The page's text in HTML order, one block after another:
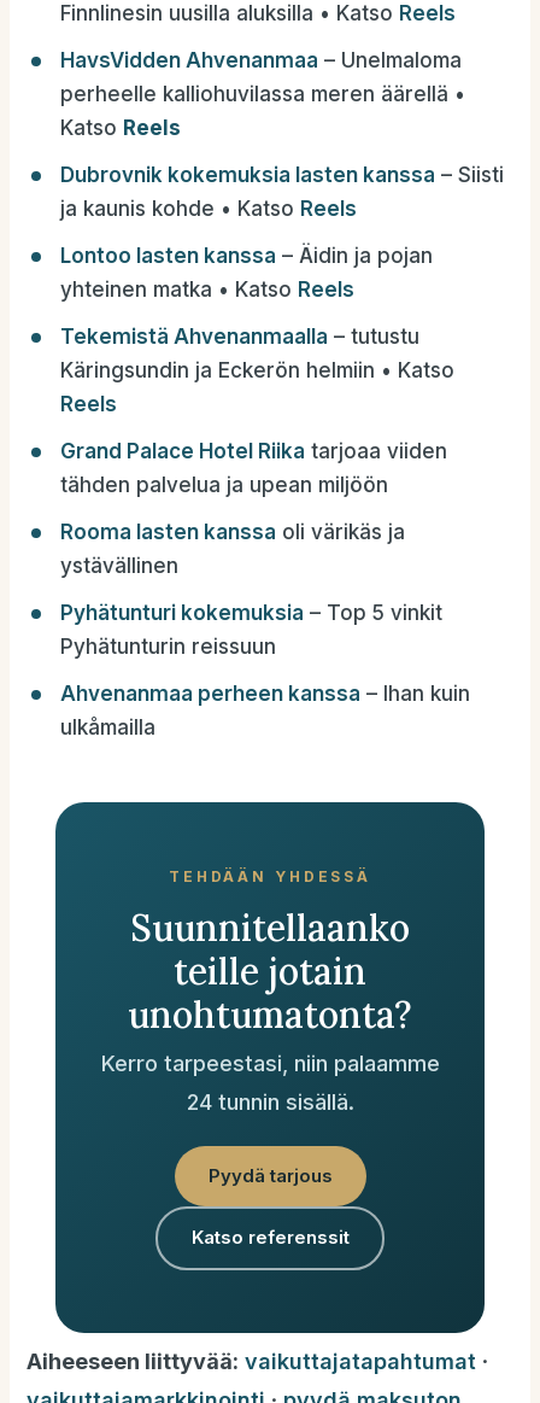
Finnlinesin uusilla aluksilla • Katso Reels
HavsVidden Ahvenanmaa – Unelmaloma
perheelle kalliohuvilassa meren äärellä •
Katso Reels
Dubrovnik kokemuksia lasten kanssa – Siisti
ja kaunis kohde • Katso Reels
Lontoo lasten kanssa – Äidin ja pojan
yhteinen matka • Katso Reels
Tekemistä Ahvenanmaalla – tutustu
Käringsundin ja Eckerön helmiin • Katso
Reels
Grand Palace Hotel Riika tarjoaa viiden
tähden palvelua ja upean miljöön
Rooma lasten kanssa oli värikäs ja
ystävällinen
Pyhätunturi kokemuksia – Top 5 vinkit
Pyhätunturin reissuun
Ahvenanmaa perheen kanssa – Ihan kuin
ulkåmailla
TEHDÄÄN YHDESSÄ
Suunnitellaanko
teille jotain
unohtumatonta?
Kerro tarpeestasi, niin palaamme
24 tunnin sisällä.
Pyydä tarjous
Katso referenssit
Aiheeseen liittyvää: vaikuttajatapahtumat ·